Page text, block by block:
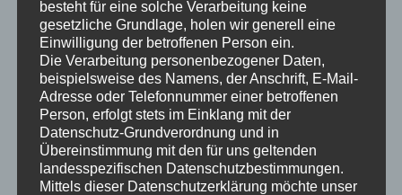
Juni 2023 – Sanierung eines Altbaukellers in Boppard
besteht für eine solche Verarbeitung keine
gesetzliche Grundlage, holen wir generell eine
Einwilligung der betroffenen Person ein.
Die Verarbeitung personenbezogener Daten,
beispielsweise des Namens, der Anschrift, E-Mail-
Adresse oder Telefonnummer einer betroffenen
Person, erfolgt stets im Einklang mit der
Datenschutz-Grundverordnung und in
Übereinstimmung mit den für uns geltenden
landesspezifischen Datenschutzbestimmungen.
Mittels dieser Datenschutzerklärung möchte unser